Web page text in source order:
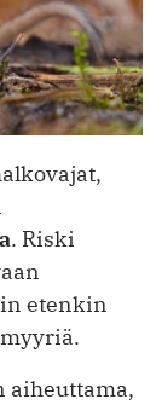
. Riski
etenkin
aiheuttama,